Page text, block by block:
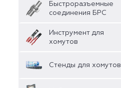
Быстроразъемные
соединения БРС
Инструмент для
хомутов
Стенды для хомутов